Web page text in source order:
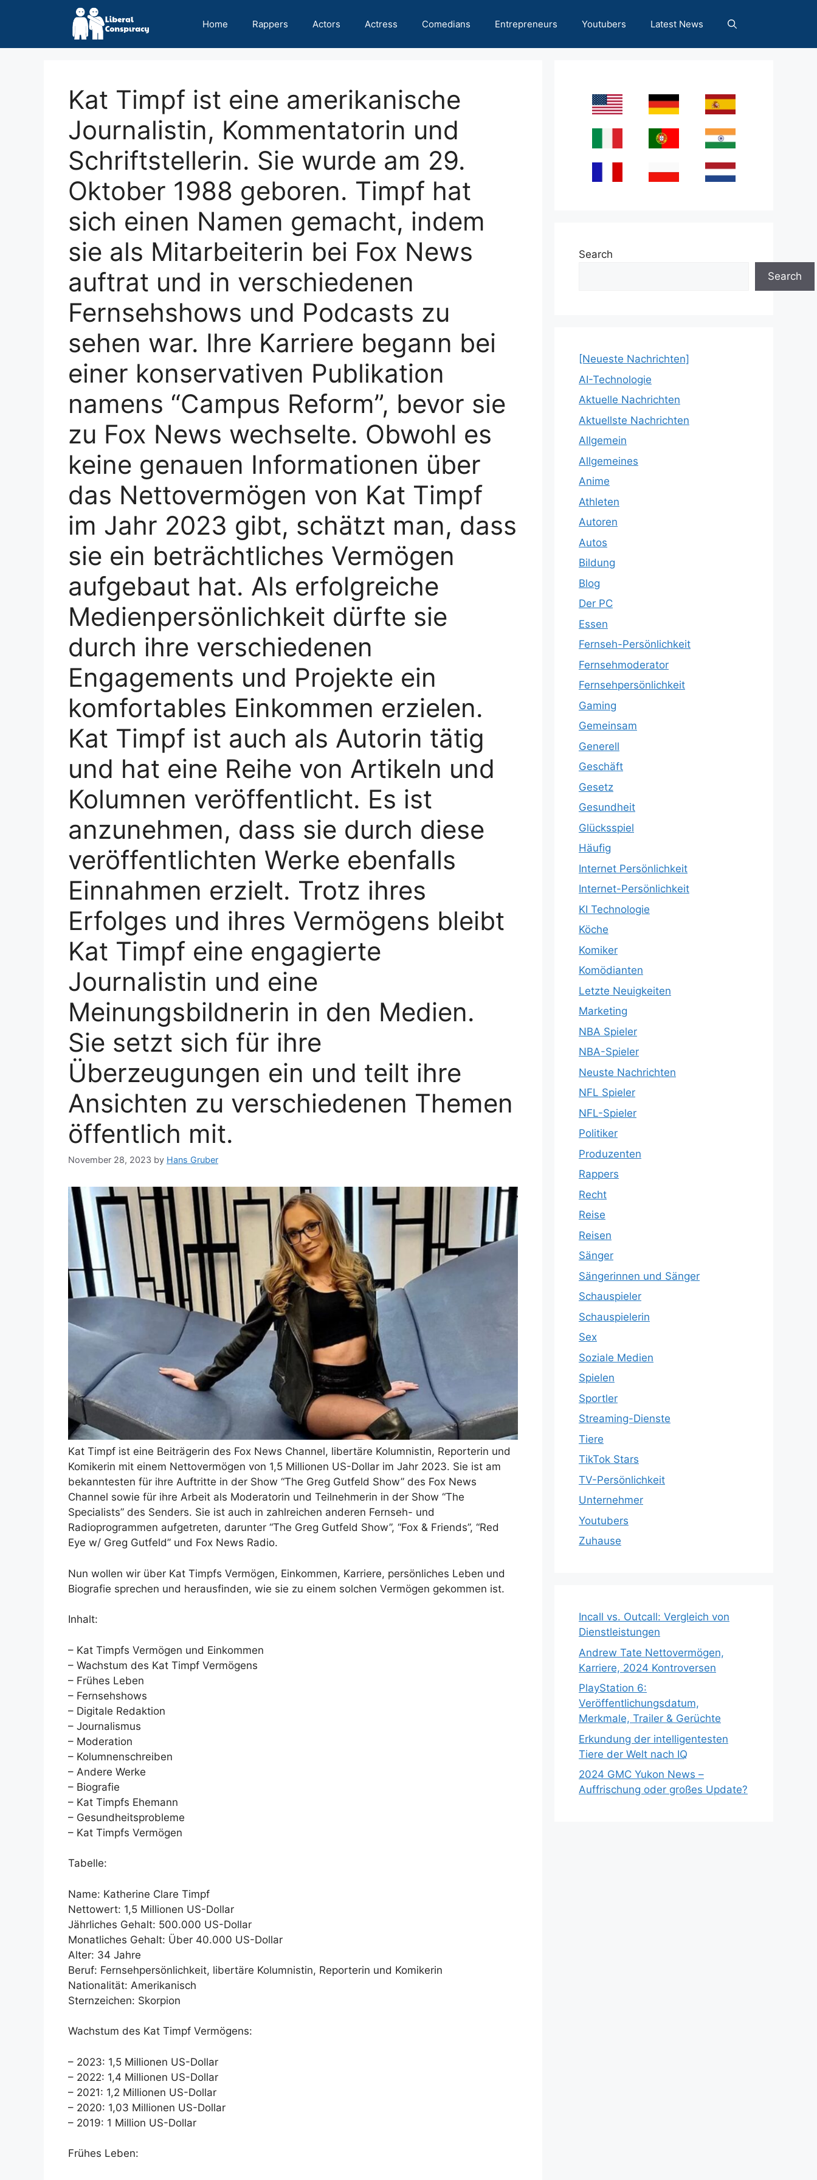
Home Rappers Actors Actress Comedians Entrepreneurs Youtubers Latest News
Kat Timpf ist eine amerikanische
Journalistin, Kommentatorin und
Schriftstellerin. Sie wurde am 29.
Oktober 1988 geboren. Timpf hat
sich einen Namen gemacht, indem
sie als Mitarbeiterin bei Fox News
auftrat und in verschiedenen
Fernsehshows und Podcasts zu
sehen war. Ihre Karriere begann bei
einer konservativen Publikation
namens “Campus Reform”, bevor sie
zu Fox News wechselte. Obwohl es
keine genauen Informationen über
das Nettovermögen von Kat Timpf
im Jahr 2023 gibt, schätzt man, dass
sie ein beträchtliches Vermögen
aufgebaut hat. Als erfolgreiche
Medienpersönlichkeit dürfte sie
durch ihre verschiedenen
Engagements und Projekte ein
komfortables Einkommen erzielen.
Kat Timpf ist auch als Autorin tätig
und hat eine Reihe von Artikeln und
Kolumnen veröffentlicht. Es ist
anzunehmen, dass sie durch diese
veröffentlichten Werke ebenfalls
Einnahmen erzielt. Trotz ihres
Erfolges und ihres Vermögens bleibt
Kat Timpf eine engagierte
Journalistin und eine
Meinungsbildnerin in den Medien.
Sie setzt sich für ihre
Überzeugungen ein und teilt ihre
Ansichten zu verschiedenen Themen
öffentlich mit.
November 28, 2023 by Hans Gruber
Kat Timpf ist eine Beiträgerin des Fox News Channel, libertäre Kolumnistin, Reporterin und
Komikerin mit einem Nettovermögen von 1,5 Millionen US-Dollar im Jahr 2023. Sie ist am
bekanntesten für ihre Auftritte in der Show “The Greg Gutfeld Show” des Fox News
Channel sowie für ihre Arbeit als Moderatorin und Teilnehmerin in der Show “The
Specialists” des Senders. Sie ist auch in zahlreichen anderen Fernseh- und
Radioprogrammen aufgetreten, darunter “The Greg Gutfeld Show”, “Fox & Friends”, “Red
Eye w/ Greg Gutfeld” und Fox News Radio.
Nun wollen wir über Kat Timpfs Vermögen, Einkommen, Karriere, persönliches Leben und
Biografie sprechen und herausfinden, wie sie zu einem solchen Vermögen gekommen ist.
Inhalt:
– Kat Timpfs Vermögen und Einkommen
– Wachstum des Kat Timpf Vermögens
– Frühes Leben
– Fernsehshows
– Digitale Redaktion
– Journalismus
– Moderation
– Kolumnenschreiben
– Andere Werke
– Biografie
– Kat Timpfs Ehemann
– Gesundheitsprobleme
– Kat Timpfs Vermögen
Tabelle:
Name: Katherine Clare Timpf
Nettowert: 1,5 Millionen US-Dollar
Jährliches Gehalt: 500.000 US-Dollar
Monatliches Gehalt: Über 40.000 US-Dollar
Alter: 34 Jahre
Beruf: Fernsehpersönlichkeit, libertäre Kolumnistin, Reporterin und Komikerin
Nationalität: Amerikanisch
Sternzeichen: Skorpion
Wachstum des Kat Timpf Vermögens:
– 2023: 1,5 Millionen US-Dollar
– 2022: 1,4 Millionen US-Dollar
– 2021: 1,2 Millionen US-Dollar
– 2020: 1,03 Millionen US-Dollar
– 2019: 1 Million US-Dollar
Frühes Leben:
Search
Search
[Neueste Nachrichten]
AI-Technologie
Aktuelle Nachrichten
Aktuellste Nachrichten
Allgemein
Allgemeines
Anime
Athleten
Autoren
Autos
Bildung
Blog
Der PC
Essen
Fernseh-Persönlichkeit
Fernsehmoderator
Fernsehpersönlichkeit
Gaming
Gemeinsam
Generell
Geschäft
Gesetz
Gesundheit
Glücksspiel
Häufig
Internet Persönlichkeit
Internet-Persönlichkeit
KI Technologie
Köche
Komiker
Komödianten
Letzte Neuigkeiten
Marketing
NBA Spieler
NBA-Spieler
Neuste Nachrichten
NFL Spieler
NFL-Spieler
Politiker
Produzenten
Rappers
Recht
Reise
Reisen
Sänger
Sängerinnen und Sänger
Schauspieler
Schauspielerin
Sex
Soziale Medien
Spielen
Sportler
Streaming-Dienste
Tiere
TikTok Stars
TV-Persönlichkeit
Unternehmer
Youtubers
Zuhause
Incall vs. Outcall: Vergleich von
Dienstleistungen
Andrew Tate Nettovermögen,
Karriere, 2024 Kontroversen
PlayStation 6:
Veröffentlichungsdatum,
Merkmale, Trailer & Gerüchte
Erkundung der intelligentesten
Tiere der Welt nach IQ
2024 GMC Yukon News –
Auffrischung oder großes Update?